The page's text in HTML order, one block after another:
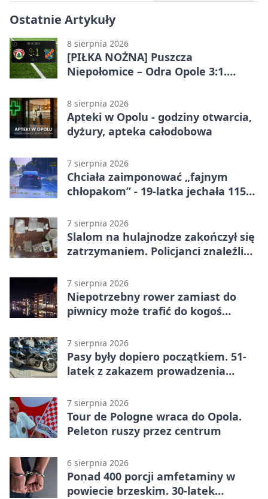
Ostatnie Artykuły
8 sierpnia 2026
[PIŁKA NOŻNA] Puszcza
Niepołomice – Odra Opole 3:1.
ligi
8 sierpnia 2026
Apteki w Opolu - godziny otwarcia,
dyżury, apteka całodobowa
7 sierpnia 2026
Chciała zaimponować „fajnym
chłopakom” - 19-latka jechała 115
7 sierpnia 2026
Slalom na hulajnodze zakończył się
zatrzymaniem. Policjanci znaleźli
7 sierpnia 2026
Niepotrzebny rower zamiast do
piwnicy może trafić do kogoś
7 sierpnia 2026
Pasy były dopiero początkiem. 51-
latek z zakazem prowadzenia
7 sierpnia 2026
Tour de Pologne wraca do Opola.
Peleton ruszy przez centrum
6 sierpnia 2026
Ponad 400 porcji amfetaminy w
powiecie brzeskim. 30-latek